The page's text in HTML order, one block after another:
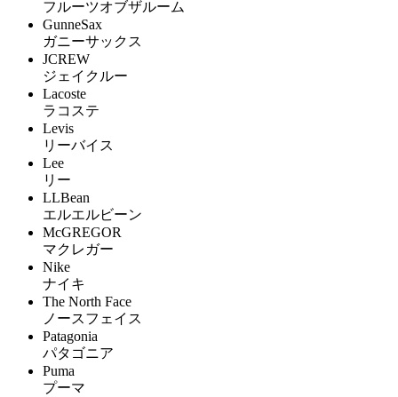
フルーツオブザルーム
GunneSax
ガニーサックス
JCREW
ジェイクルー
Lacoste
ラコステ
Levis
リーバイス
Lee
リー
LLBean
エルエルビーン
McGREGOR
マクレガー
Nike
ナイキ
The North Face
ノースフェイス
Patagonia
パタゴニア
Puma
プーマ